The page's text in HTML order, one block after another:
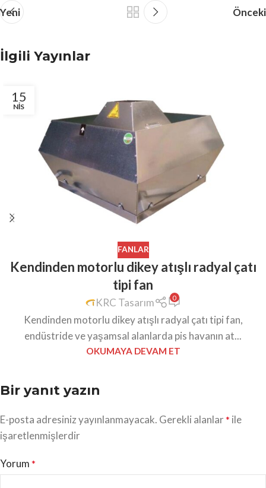
Yeni Önceki
İlgili Yayınlar
15
NIS
FANLAR
Kendinden motorlu dikey atışlı radyal çatı
tipi fan
KRC Tasarım 0
Kendinden motorlu dikey atışlı radyal çatı tipi fan,
endüstride ve yaşamsal alanlarda pis havanın at...
OKUMAYA DEVAM ET
Bir yanıt yazın
E-posta adresiniz yayınlanmayacak. Gerekli alanlar* ile
işaretlenmişlerdir
Yorum *